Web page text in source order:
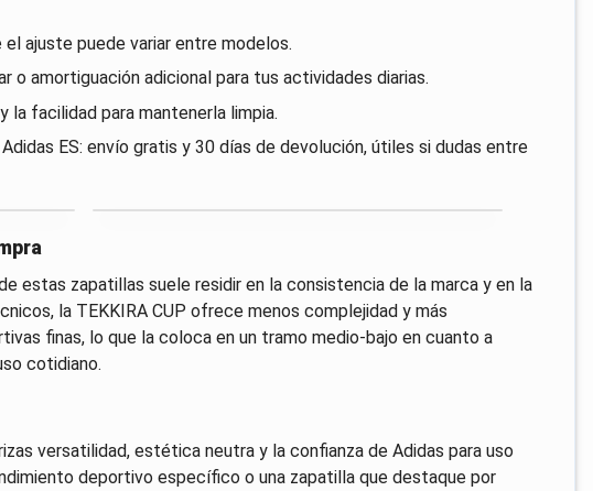
ajuste puede variar entre modelos.
o amortiguación adicional para tus actividades diarias.
la facilidad para mantenerla limpia.
ES: envío gratis y 30 días de devolución, útiles si dudas entre
estas zapatillas suele residir en la consistencia de la marca y en la
la TEKKIRA CUP ofrece menos complejidad y más
finas, lo que la coloca en un tramo medio-bajo en cuanto a
cotidiano.
versatilidad, estética neutra y la confianza de Adidas para uso
deportivo específico o una zapatilla que destaque por